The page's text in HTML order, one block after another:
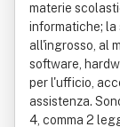
materie
informatiche; la
all'ingrosso, al
software,
per l'ufficio,
assistenza.
4, comma 2